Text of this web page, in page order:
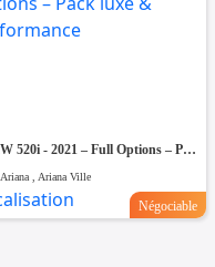
BMW 520i - 2021 – Full Options – Pack luxe & Performance
Ariana , Ariana Ville
Négociable